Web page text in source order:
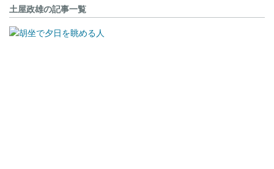
土屋政雄の記事一覧